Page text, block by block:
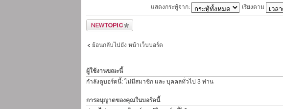
แสดงกระทู้จาก: เรียงตาม
ตั้งกระทู้ใหม่
ย้อนกลับไปยัง หน้าเว็บบอร์ด
ผู้ใช้งานขณะนี้
กำลังดูบอร์ดนี้: ไม่มีสมาชิก และ บุคคลทั่วไป 3 ท่าน
การอนุญาตของคุณในบอร์ดนี้